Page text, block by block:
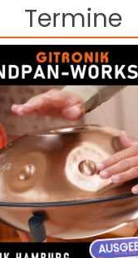
Termine